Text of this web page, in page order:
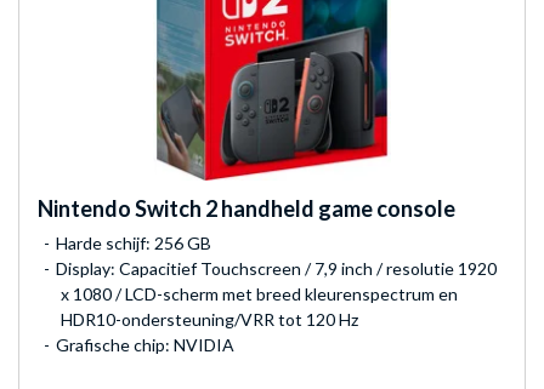
NintendoSwitch 2 handheld game console
Harde schijf: 256 GB
Display: Capacitief Touchscreen / 7,9 inch / resolutie 1920
x 1080 / LCD-scherm met breed kleurenspectrum en
HDR10-ondersteuning/VRR tot 120 Hz
Grafische chip: NVIDIA